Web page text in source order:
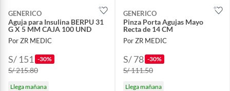
GENERICO
Aguja para Insulina BERPU 31
G X 5 MM CAJA 100 UND
Por ZR MEDIC
S/ 151 -30%
S/ 215.80
Llega mañana
GENERICO
Pinza Porta Agujas Mayo
Recta de 14 CM
Por ZR MEDIC
S/ 78 -30%
S/ 111.50
Llega mañana